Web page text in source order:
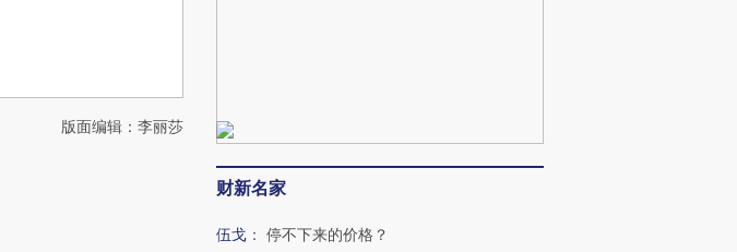
版面编辑：李丽莎
财新名家
伍戈 ： 停不下来的价格？